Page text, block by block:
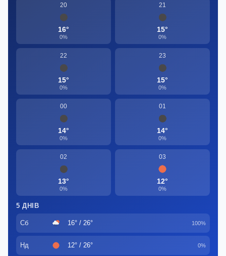
20
16°
0%
21
15°
0%
22
15°
0%
23
15°
0%
00
14°
0%
01
14°
0%
02
13°
0%
03
12°
0%
5 ДНІВ
Сб 16° / 26° 100%
Нд 12° / 26° 0%